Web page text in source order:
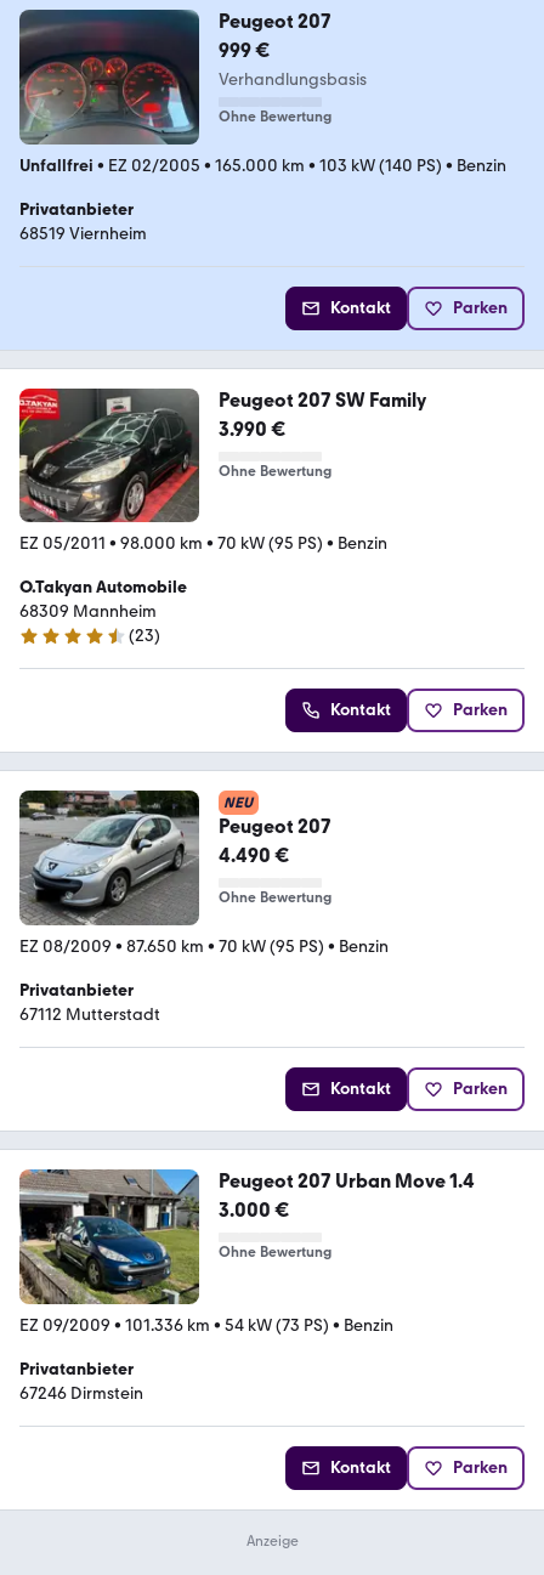
Peugeot 207
999 €
Verhandlungsbasis
Ohne Bewertung
Unfallfrei • EZ 02/2005 • 165.000 km • 103 kW (140 PS) • Benzin
Privatanbieter
68519 Viernheim
Kontakt Parken
Peugeot 207 SW Family
3.990 €
Ohne Bewertung
EZ 05/2011 • 98.000 km • 70 kW (95 PS) • Benzin
O.Takyan Automobile
68309 Mannheim
4.4 Sterne
(23)
Kontakt Parken
NEU
Peugeot 207
4.490 €
Ohne Bewertung
EZ 08/2009 • 87.650 km • 70 kW (95 PS) • Benzin
Privatanbieter
67112 Mutterstadt
Kontakt Parken
Peugeot 207 Urban Move 1.4
3.000 €
Ohne Bewertung
EZ 09/2009 • 101.336 km • 54 kW (73 PS) • Benzin
Privatanbieter
67246 Dirmstein
Kontakt Parken